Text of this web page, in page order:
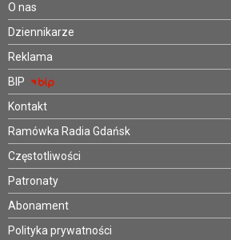
O nas
Dziennikarze
Reklama
BIP
Kontakt
Ramówka Radia Gdańsk
Częstotliwości
Patronaty
Abonament
Polityka prywatności